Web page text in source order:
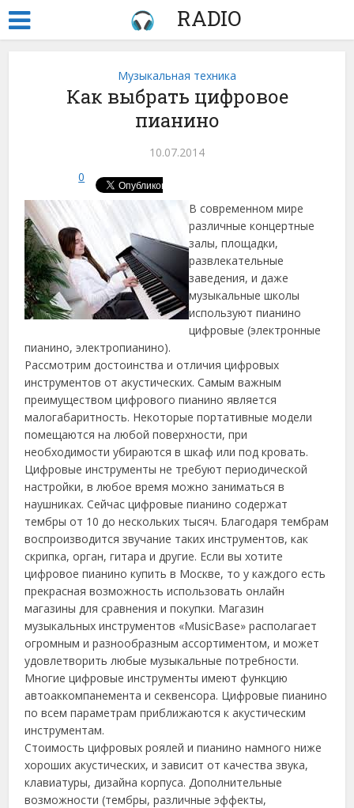
RADIO
Музыкальная техника
Как выбрать цифровое
пианино
10.07.2014
0
В современном мире
различные концертные
залы, площадки,
развлекательные
заведения, и даже
музыкальные школы
используют пианино
цифровые (электронные
пианино, электропианино).
Рассмотрим достоинства и отличия цифровых
инструментов от акустических. Самым важным
преимуществом цифрового пианино является
малогабаритность. Некоторые портативные модели
помещаются на любой поверхности, при
необходимости убираются в шкаф или под кровать.
Цифровые инструменты не требуют периодической
настройки, в любое время можно заниматься в
наушниках. Сейчас цифровые пианино содержат
тембры от 10 до нескольких тысяч. Благодаря тембрам
воспроизводится звучание таких инструментов, как
скрипка, орган, гитара и другие. Если вы хотите
цифровое пианино купить в Москве, то у каждого есть
прекрасная возможность использовать онлайн
магазины для сравнения и покупки. Магазин
музыкальных инструментов «MusicBase» располагает
огромным и разнообразным ассортиментом, и может
удовлетворить любые музыкальные потребности.
Многие цифровые инструменты имеют функцию
автоаккомпанемента и секвенсора. Цифровые пианино
по всем параметрам приближаются к акустическим
инструментам.
Стоимость цифровых роялей и пианино намного ниже
хороших акустических, и зависит от качества звука,
клавиатуры, дизайна корпуса. Дополнительные
возможности (тембры, различные эффекты,